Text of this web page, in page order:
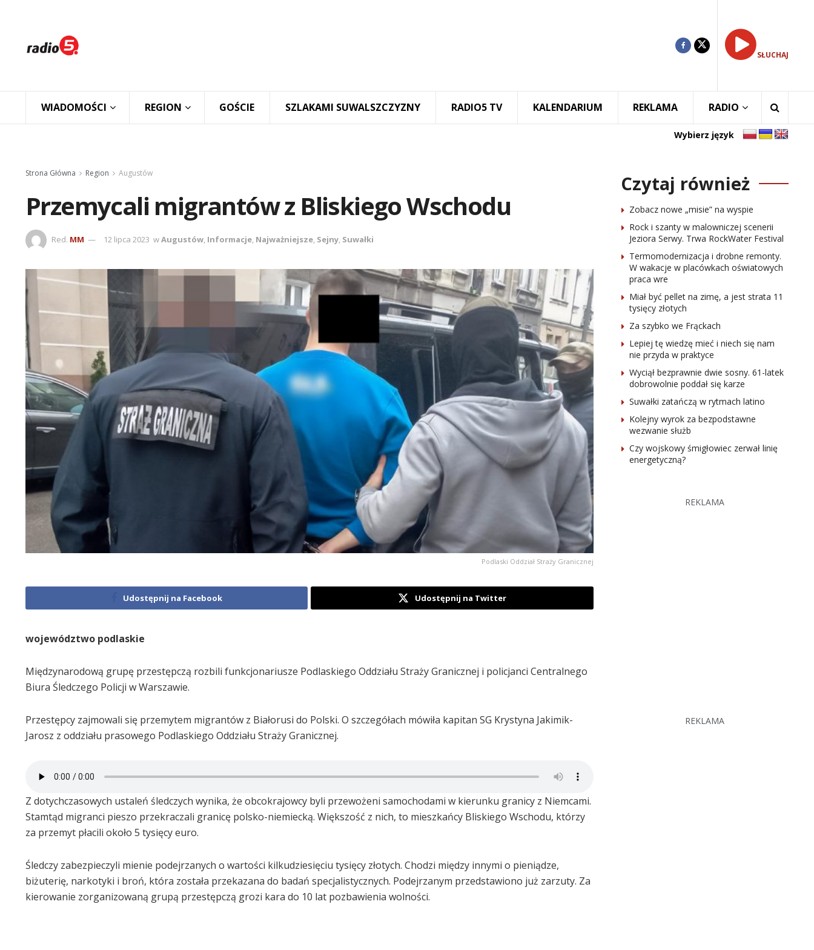
SŁUCHAJ
WIADOMOŚCI REGION GOŚCIE SZLAKAMI SUWALSZCZYZNY RADIO5 TV KALENDARIUM REKLAMA RADIO
Wybierz język
Strona Główna Region Augustów
Przemycali migrantów z Bliskiego Wschodu
Red. MM 12 lipca 2023 wAugustów, Informacje, Najważniejsze, Sejny, Suwałki
Podlaski Oddział Straży Granicznej
Udostępnij na Facebook Udostępnij na Twitter
województwo podlaskie
Międzynarodową grupę przestępczą rozbili funkcjonariusze Podlaskiego Oddziału Straży Granicznej i policjanci Centralnego
Biura Śledczego Policji w Warszawie.
Przestępcy zajmowali się przemytem migrantów z Białorusi do Polski. O szczegółach mówiła kapitan SG Krystyna Jakimik-
Jarosz z oddziału prasowego Podlaskiego Oddziału Straży Granicznej.
Z dotychczasowych ustaleń śledczych wynika, że obcokrajowcy byli przewożeni samochodami w kierunku granicy z Niemcami.
Stamtąd migranci pieszo przekraczali granicę polsko-niemiecką. Większość z nich, to mieszkańcy Bliskiego Wschodu, którzy
za przemyt płacili około 5 tysięcy euro.
Śledczy zabezpieczyli mienie podejrzanych o wartości kilkudziesięciu tysięcy złotych. Chodzi między innymi o pieniądze,
biżuterię, narkotyki i broń, która została przekazana do badań specjalistycznych. Podejrzanym przedstawiono już zarzuty. Za
kierowanie zorganizowaną grupą przestępczą grozi kara do 10 lat pozbawienia wolności.
Czytaj również
Zobacz nowe „misie” na wyspie
Rock i szanty w malowniczej scenerii
Jeziora Serwy. Trwa RockWater Festival
Termomodernizacja i drobne remonty.
W wakacje w placówkach oświatowych
praca wre
Miał być pellet na zimę, a jest strata 11
tysięcy złotych
Za szybko we Frąckach
Lepiej tę wiedzę mieć i niech się nam
nie przyda w praktyce
Wyciął bezprawnie dwie sosny. 61-latek
dobrowolnie poddał się karze
Suwałki zatańczą w rytmach latino
Kolejny wyrok za bezpodstawne
wezwanie służb
Czy wojskowy śmigłowiec zerwał linię
energetyczną?
REKLAMA
REKLAMA